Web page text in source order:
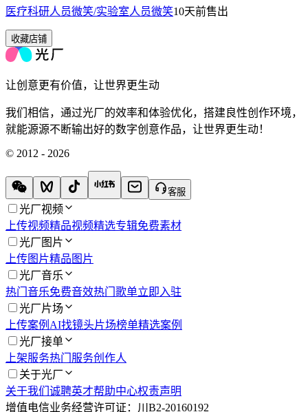
医疗科研人员微笑/实验室人员微笑10天前售出
收藏店铺
让创意更有价值，让世界更生动
我们相信，通过光厂的效率和体验优化，搭建良性创作环境，
就能源源不断输出好的数字创意作品，让世界更生动！
© 2012 - 2026
客服
光厂视频
上传视频精品视频精选专辑免费素材
光厂图片
上传图片精品图片
光厂音乐
热门音乐免费音效热门歌单立即入驻
光厂片场
上传案例 AI找镜头片场榜单精选案例
光厂接单
上架服务热门服务创作人
关于光厂
关于我们 诚聘英才帮助中心权责声明
增值电信业务经营许可证：川B2-20160192